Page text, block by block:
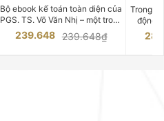
CHUYÊN SÂU
Bộ ebook kế toán toàn diện của
PGS. TS. Võ Văn Nhị – một trong
những chuyên gia hàng đầu,
giàu kinh nghiệm trong lĩnh vực
239.648 239.648₫
Trong
động
việc
tế và